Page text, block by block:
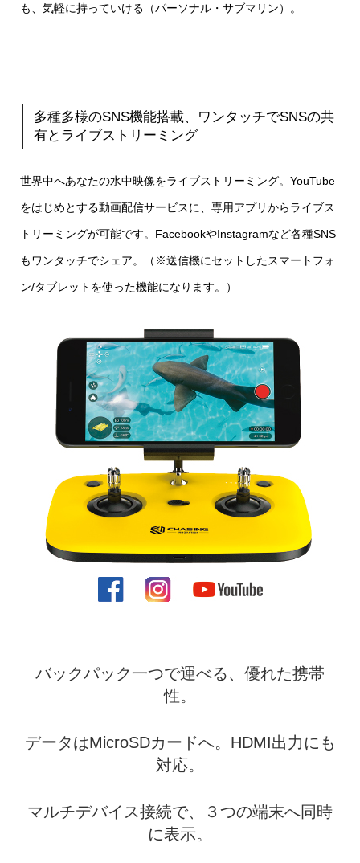
も、気軽に持っていける（パーソナル・サブマリン）。
多種多様のSNS機能搭載、ワンタッチでSNSの共
有とライブストリーミング
世界中へあなたの水中映像をライブストリーミング。YouTube
をはじめとする動画配信サービスに、専用アプリからライブス
トリーミングが可能です。FacebookやInstagramなど各種SNS
もワンタッチでシェア。（※送信機にセットしたスマートフォ
ン/タブレットを使った機能になります。）
バックパック一つで運べる、優れた携帯
性。
データはMicroSDカードへ。HDMI出力にも
対応。
マルチデバイス接続で、３つの端末へ同時
に表示。